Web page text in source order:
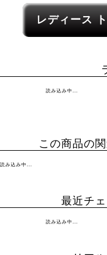
レディース関連カテゴリーへ
レディース
読み込み中...
この商品の
読み込み中...
最近チ
読み込み中...